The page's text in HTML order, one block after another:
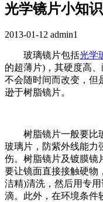
光学镜片小知识
2013-01-12 admin1
玻璃镜片包括光学
的超薄片)，其硬度高
不会随时间而改变，但
逊于树脂镜片。
树脂镜片一般要比玻
玻璃片，防紫外线能力
伤。树脂镜片及镀膜镜
要让镜面直接接触硬物
洁精)清洗，然后用专
滴。此外，在环境条件